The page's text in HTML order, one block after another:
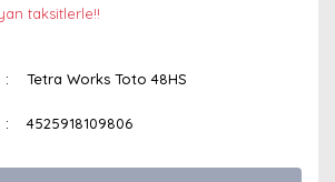
taksitlerle!!
Tetra Works Toto 48HS
4525918109806